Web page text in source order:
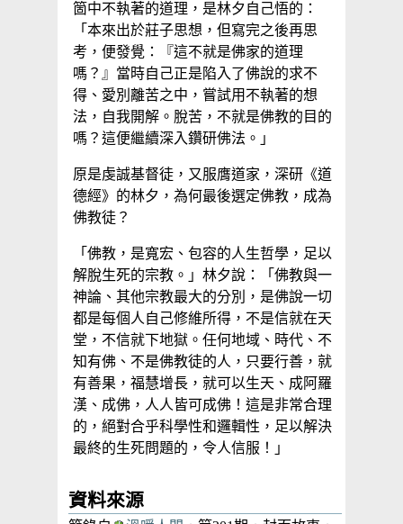
箇中不執著的道理，是林夕自己悟的：
「本來出於莊子思想，但寫完之後再思
考，便發覺：『這不就是佛家的道理
嗎？』當時自己正是陷入了佛說的求不
得、愛別離苦之中，嘗試用不執著的想
法，自我開解。脫苦，不就是佛教的目的
嗎？這便繼續深入鑽研佛法。」
原是虔誠基督徒，又服膺道家，深研《道
德經》的林夕，為何最後選定佛教，成為
佛教徒？
「佛教，是寬宏、包容的人生哲學，足以
解脫生死的宗教。」林夕說：「佛教與一
神論、其他宗教最大的分別，是佛說一切
都是每個人自己修維所得，不是信就在天
堂，不信就下地獄。任何地域、時代、不
知有佛、不是佛教徒的人，只要行善，就
有善果，福慧增長，就可以生天、成阿羅
漢、成佛，人人皆可成佛！這是非常合理
的，絕對合乎科學性和邏輯性，足以解決
最終的生死問題的，令人信服！」
資料來源